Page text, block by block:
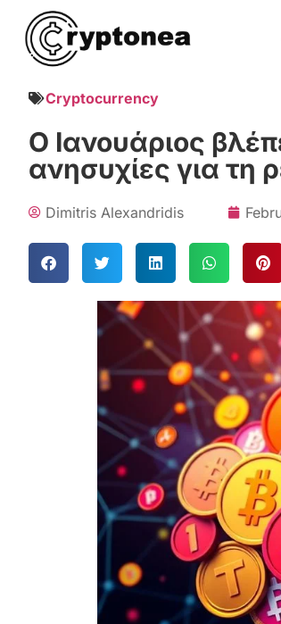
Cryptocurrency
Ο Ιανουάριος
ανησυχίες για τη
Dimitris Alexandridis